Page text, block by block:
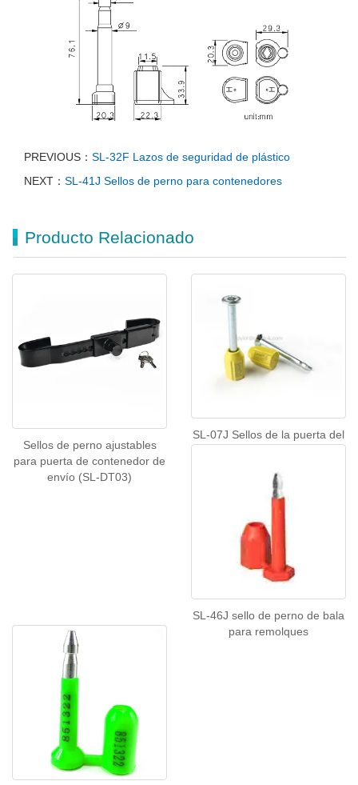
PREVIOUS： SL-32F Lazos de seguridad de plástico
NEXT： SL-41J Sellos de perno para contenedores
Producto Relacionado
Sellos de perno ajustables
para puerta de contenedor de
envío (SL-DT03)
SL-07J Sellos de la puerta del
SL-46J sello de perno de bala
para remolques